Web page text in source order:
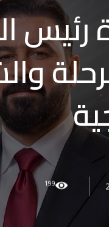
رئيس
199